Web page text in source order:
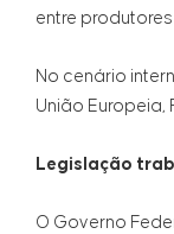
entre
No cenário
União Europeia,
Legislação
O Governo